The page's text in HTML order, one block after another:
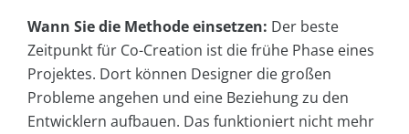
Wann Sie die Methode einsetzen: Der beste
Zeitpunkt für Co-Creation ist die frühe Phase eines
Projektes. Dort können Designer die großen
Probleme angehen und eine Beziehung zu den
Entwicklern aufbauen. Das funktioniert nicht mehr